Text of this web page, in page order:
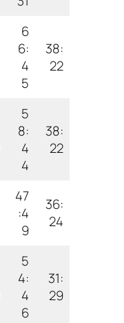
6
6:
4
5
38:
22
5
8:
4
4
38:
22
47
:4
9
36:
24
5
4:
4
6
31:
29